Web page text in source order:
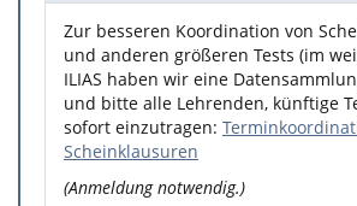
Zur besseren Koordination von
und anderen größeren Tests (im
ILIAS haben wir eine
und bitte alle Lehrenden, künftige
sofort einzutragen:
Scheinklausuren
(Anmeldung notwendig.)